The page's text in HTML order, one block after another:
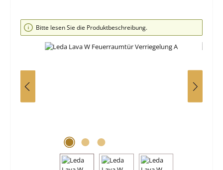
Bildergalerie überspringen
Bitte lesen Sie die Produktbeschreibung.